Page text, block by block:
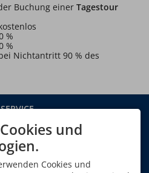
Buchung einer Tagestour
%
%
Nichtantritt 90 % des
SERVICE
Gutschein bestellen
Newsletteranmeldung
Kontakt
Urlaub in Oberstdorf
Geschäftsbedingungen
und
Cookies und